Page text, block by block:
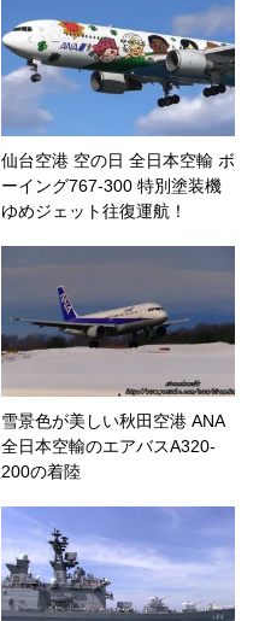
仙台空港 空の日 全日本空輸 ボ
ーイング767-300 特別塗装機
ゆめジェット往復運航！
雪景色が美しい秋田空港 ANA
全日本空輸のエアバスA320-
200の着陸